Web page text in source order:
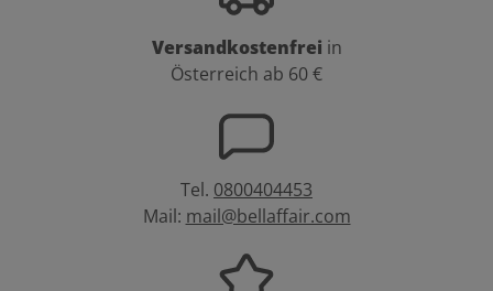
Versandkostenfrei in
Österreich ab 60 €
Tel. 0800404453
Mail: mail@bellaffair.com